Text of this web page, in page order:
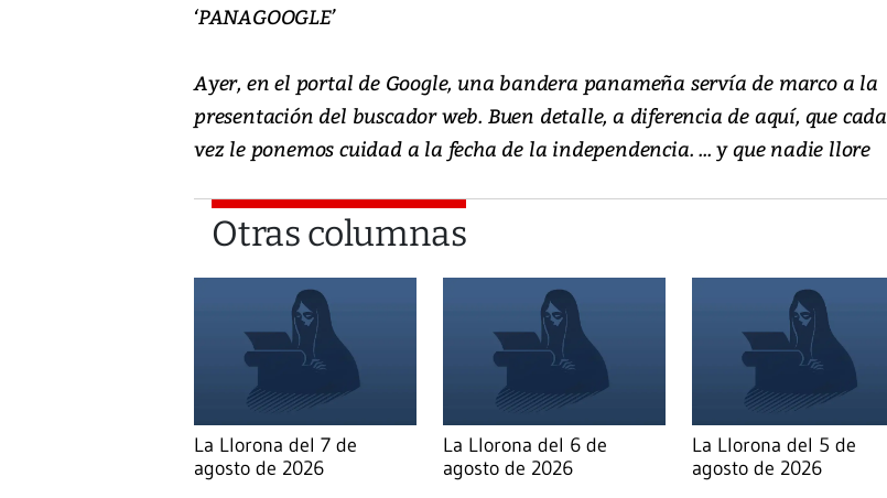
‘PANAGOOGLE’
Ayer, en el portal de Google, una bandera panameña servía de marco a la
presentación del buscador web. Buen detalle, a diferencia de aquí, que cada
vez le ponemos cuidad a la fecha de la independencia. ... y que nadie llore
Otras columnas
La Llorona del 7 de
agosto de 2026
La Llorona del 6 de
agosto de 2026
La Llorona del 5 de
agosto de 2026